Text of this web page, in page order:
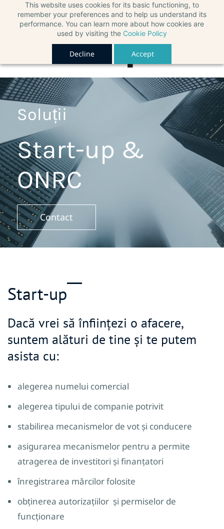
This website uses cookies for its basic functioning, to
remember your preferences and to help us understand its
performance. You can learn more about how cookies are
used by visiting the Cookie Policy
Decline Accept
Soluții
Start-up &
ONRC
Contact
Start-up
Dacă vrei să înființezi o afacere,
suntem alături de tine și te putem
asista cu:
alegerea numelui comercial
alegerea tipului de companie potrivit
stabilirea mecanismelor de vot și conducere
asigurarea mecanismelor pentru a permite
atragerea de investitori și finanțatori
înregistrarea mărcilor folosite
obținerea autorizațiilor și permiselor de
funcționare